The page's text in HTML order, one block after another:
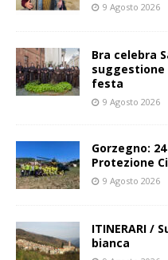
9 Agosto 2026
Bra celebra
suggestione
festa
9 Agosto 2026
Gorzegno:
Protezione
9 Agosto 2026
ITINERARI /
bianca